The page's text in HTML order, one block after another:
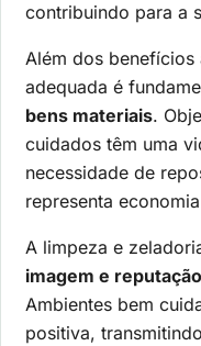
contribuindo para a
Além dos benefícios
adequada é
bens materiais.
cuidados têm uma
necessidade de
representa
A limpeza e
imagem e reputação
Ambientes bem
positiva,